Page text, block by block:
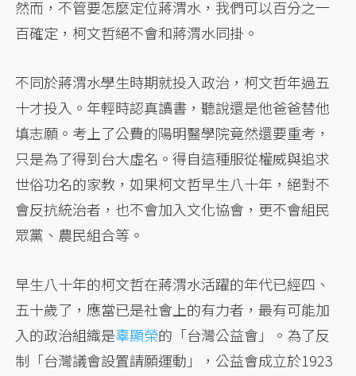
然而，不管要怎麼定位蔣渭水，我們可以百分之一
百確定，柯文哲絕不會和蔣渭水同掛。
不同於蔣渭水學生時期就投入政治，柯文哲年過五
十才投入。年輕時認真讀書，聽說還是他爸爸替他
填志願。考上了公費的陽明醫學院竟然還要重考，
只是為了得到台大虛名。得自這種服從權威與追求
世俗功名的家教，如果柯文哲早生八十年，絕對不
會反抗統治者，也不會加入文化協會，更不會組民
眾黨、農民組合等。
早生八十年的柯文哲在蔣渭水活躍的年代已經四、
五十歲了，應當已是社會上的有力者，最有可能加
入的政治組織是辜顯榮的「台灣公益會」。為了反
制「台灣議會設置請願運動」，公益會成立於1923